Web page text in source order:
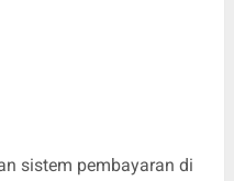
sistem pembayaran di